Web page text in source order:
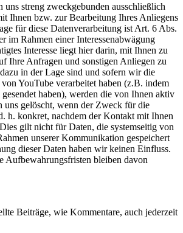
streng zweckgebunden ausschließlich
Ihnen bzw. zur Bearbeitung Ihres Anliegens
für diese Datenverarbeitung ist Art. 6 Abs.
im Rahmen einer Interessenabwägung
Interesse liegt hier darin, mit Ihnen zu
Ihre Anfragen und sonstigen Anliegen zu
in der Lage sind und sofern wir die
YouTube verarbeitet haben (z.B. indem
haben), werden die von Ihnen aktiv
uns gelöscht, wenn der Zweck für die
h. konkret, nachdem der Kontakt mit Ihnen
gilt nicht für Daten, die systemseitig von
unserer Kommunikation gespeichert
dieser Daten haben wir keinen Einfluss.
Aufbewahrungsfristen bleiben davon
Beiträge, wie Kommentare, auch jederzeit